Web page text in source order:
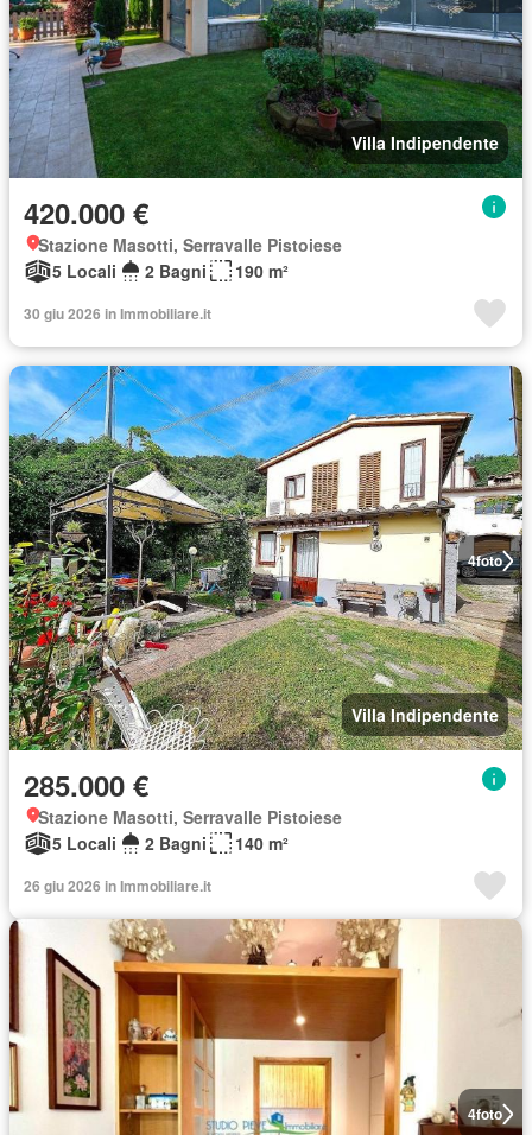
Villa Indipendente
420.000 €
Stazione Masotti, Serravalle Pistoiese
5 Locali
2 Bagni 190 m²
30 giu 2026 in Immobiliare.it
4foto
Villa Indipendente
285.000 €
Stazione Masotti, Serravalle Pistoiese
5 Locali
2 Bagni 140 m²
26 giu 2026 in Immobiliare.it
4foto